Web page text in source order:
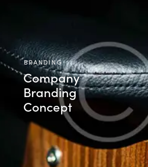
BRANDING
Company
Branding
Concept